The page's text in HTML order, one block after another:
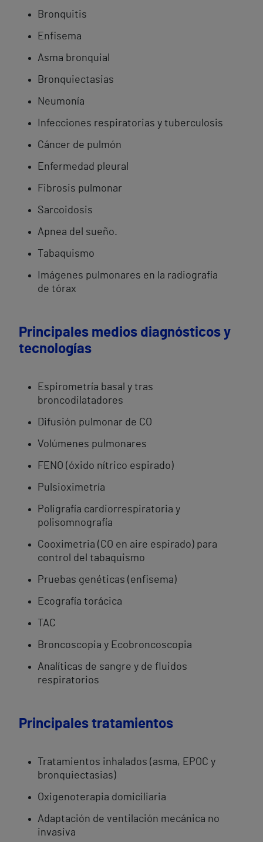
Bronquitis
Enfisema
Asma bronquial
Bronquiectasias
Neumonía
Infecciones respiratorias y tuberculosis
Cáncer de pulmón
Enfermedad pleural
Fibrosis pulmonar
Sarcoidosis
Apnea del sueño.
Tabaquismo
Imágenes pulmonares en la radiografía
de tórax
Principales medios diagnósticos y
tecnologías
Espirometría basal y tras
broncodilatadores
Difusión pulmonar de CO
Volúmenes pulmonares
FENO (óxido nítrico espirado)
Pulsioximetría
Poligrafía cardiorrespiratoria y
polisomnografía
Cooximetria (CO en aire espirado) para
control del tabaquismo
Pruebas genéticas (enfisema)
Ecografía torácica
TAC
Broncoscopia y Ecobroncoscopia
Analíticas de sangre y de fluidos
respiratorios
Principales tratamientos
Tratamientos inhalados (asma, EPOC y
bronquiectasias)
Oxigenoterapia domiciliaria
Adaptación de ventilación mecánica no
invasiva